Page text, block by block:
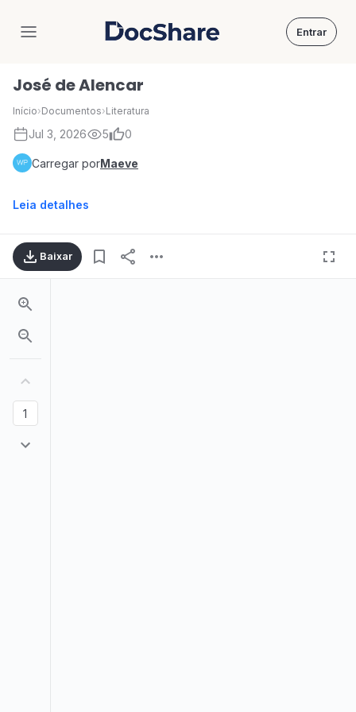
DocShare Entrar
José de Alencar
Início›Documentos›Literatura
Jul 3, 2026 5 0
Carregar porMaeve
Leia detalhes
Baixar